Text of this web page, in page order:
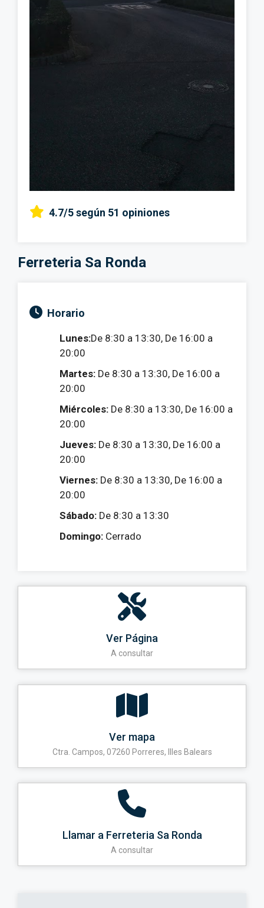
4.7/5según 51 opiniones
Ferreteria Sa Ronda
Horario
Lunes:De 8:30 a 13:30, De 16:00 a
20:00
Martes: De 8:30 a 13:30, De 16:00 a
20:00
Miércoles: De 8:30 a 13:30, De 16:00 a
20:00
Jueves: De 8:30 a 13:30, De 16:00 a
20:00
Viernes: De 8:30 a 13:30, De 16:00 a
20:00
Sábado: De 8:30 a 13:30
Domingo: Cerrado
Ver Página
A consultar
Ver mapa
Ctra. Campos, 07260 Porreres, Illes Balears
Llamar a Ferreteria Sa Ronda
A consultar